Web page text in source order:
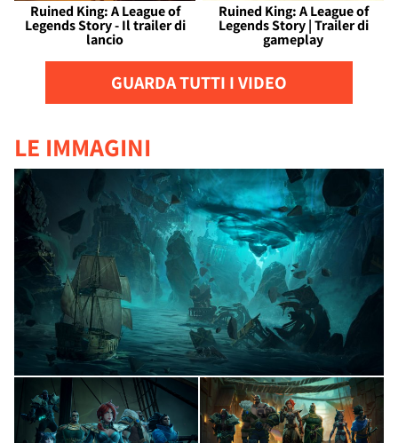
Ruined King: A League of
Legends Story - Il trailer di
lancio
Ruined King: A League of
Legends Story | Trailer di
gameplay
GUARDA TUTTI I VIDEO
LE IMMAGINI